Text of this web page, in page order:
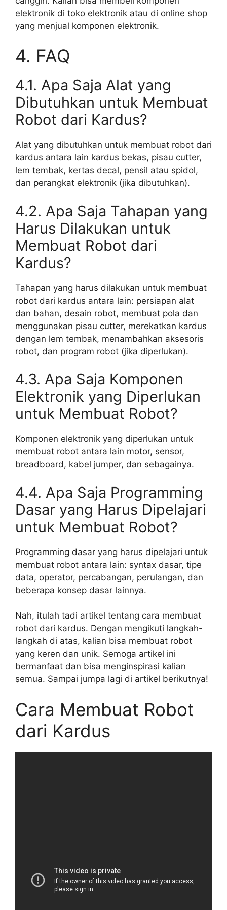
elektronik di toko elektronik atau di online shop
yang menjual komponen elektronik.
4. FAQ
4.1. Apa Saja Alat yang
Dibutuhkan untuk Membuat
Robot dari Kardus?
Alat yang dibutuhkan untuk membuat robot dari
kardus antara lain kardus bekas, pisau cutter,
lem tembak, kertas decal, pensil atau spidol,
dan perangkat elektronik (jika dibutuhkan).
4.2. Apa Saja Tahapan yang
Harus Dilakukan untuk
Membuat Robot dari
Kardus?
Tahapan yang harus dilakukan untuk membuat
robot dari kardus antara lain: persiapan alat
dan bahan, desain robot, membuat pola dan
menggunakan pisau cutter, merekatkan kardus
dengan lem tembak, menambahkan aksesoris
robot, dan program robot (jika diperlukan).
4.3. Apa Saja Komponen
Elektronik yang Diperlukan
untuk Membuat Robot?
Komponen elektronik yang diperlukan untuk
membuat robot antara lain motor, sensor,
breadboard, kabel jumper, dan sebagainya.
4.4. Apa Saja Programming
Dasar yang Harus Dipelajari
untuk Membuat Robot?
Programming dasar yang harus dipelajari untuk
membuat robot antara lain: syntax dasar, tipe
data, operator, percabangan, perulangan, dan
beberapa konsep dasar lainnya.
Nah, itulah tadi artikel tentang cara membuat
robot dari kardus. Dengan mengikuti langkah-
langkah di atas, kalian bisa membuat robot
yang keren dan unik. Semoga artikel ini
bermanfaat dan bisa menginspirasi kalian
semua. Sampai jumpa lagi di artikel berikutnya!
Cara Membuat Robot
dari Kardus